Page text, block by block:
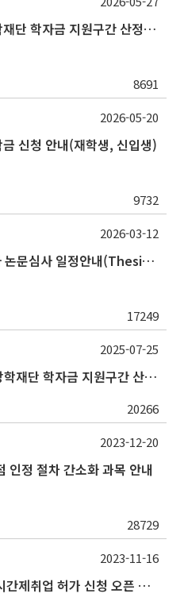
2026학년도 2학기 한국장학재단 학자금 지원구간 산정 신청 안내
8691
신청 안내(재학생, 신입생)
9732
2026-05-20
2026학년도 1학기 석 · 박사 논문심사 일정안내(Thesis Defense Schedules)
17249
2026-03-12
[장학금 신청자 필독] 한국장학재단 학자금 지원구간 산정 권고
20266
2025-07-25
인정 절차 간소화 과목 안내
28729
2023-12-20
학생정보시스템 내 유학생 시간제취업 허가 신청 오픈 안내
2023-11-16